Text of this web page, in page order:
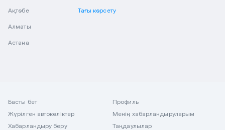
Ақтөбе
Алматы
Астана
Тағы көрсету
Басты бет
Жүрілген автокөліктер
Хабарландыру беру
Профиль
Менің хабарландыруларым
Таңдаулылар